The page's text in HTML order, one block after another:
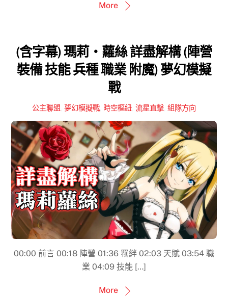
More
(含字幕) 瑪莉‧蘿絲 詳盡解構 (陣營
裝備 技能 兵種 職業 附魔) 夢幻模擬
戰
公主聯盟 夢幻模擬戰 時空樞紐 流星直擊 組隊方向
00:00​ 前言 00:18 陣營 01:36 羈絆 02:03​ 天賦 03:54 職
業 04:09 技能 […]
More